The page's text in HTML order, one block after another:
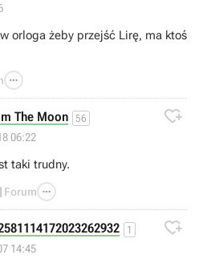
orloga żeby przejść Lirę, ma ktoś

The Moon 56
06:22

taki trudny.
Forum 
1
14:45
